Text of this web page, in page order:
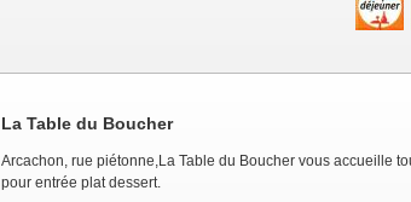
La Table du Boucher
Arcachon, rue piétonne,La Table du Boucher vous accueille
pour entrée plat dessert.